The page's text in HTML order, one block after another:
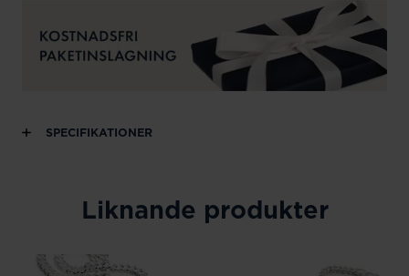
SPECIFIKATIONER
Liknande produkter